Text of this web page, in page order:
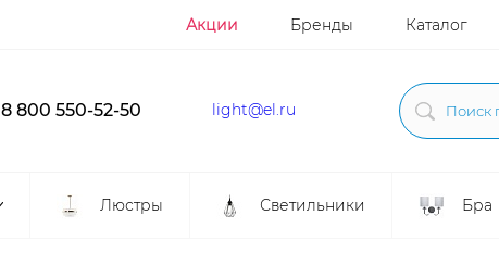
Акции Бренды Каталог
8 800 550-52-50 light@el.ru
Люстры Светильники Бра